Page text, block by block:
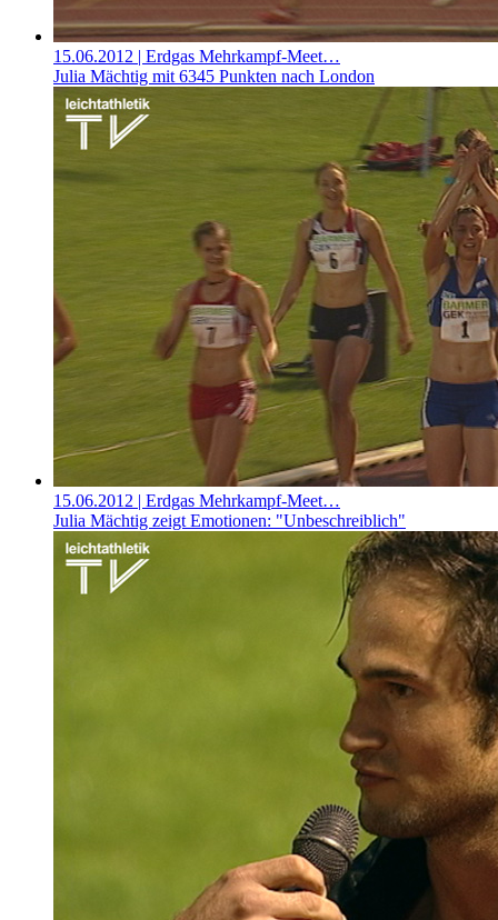
15.06.2012 | Erdgas Mehrkampf-Meet…
Julia Mächtig mit 6345 Punkten nach London
15.06.2012 | Erdgas Mehrkampf-Meet…
Julia Mächtig zeigt Emotionen: "Unbeschreiblich"